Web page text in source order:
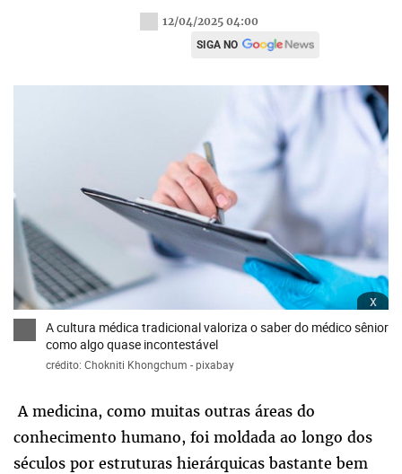
12/04/2025 04:00
SIGA NO
x
A cultura médica tradicional valoriza o saber do médico sênior
como algo quase incontestável
crédito: Chokniti Khongchum - pixabay
A medicina, como muitas outras áreas do
conhecimento humano, foi moldada ao longo dos
séculos por estruturas hierárquicas bastante bem